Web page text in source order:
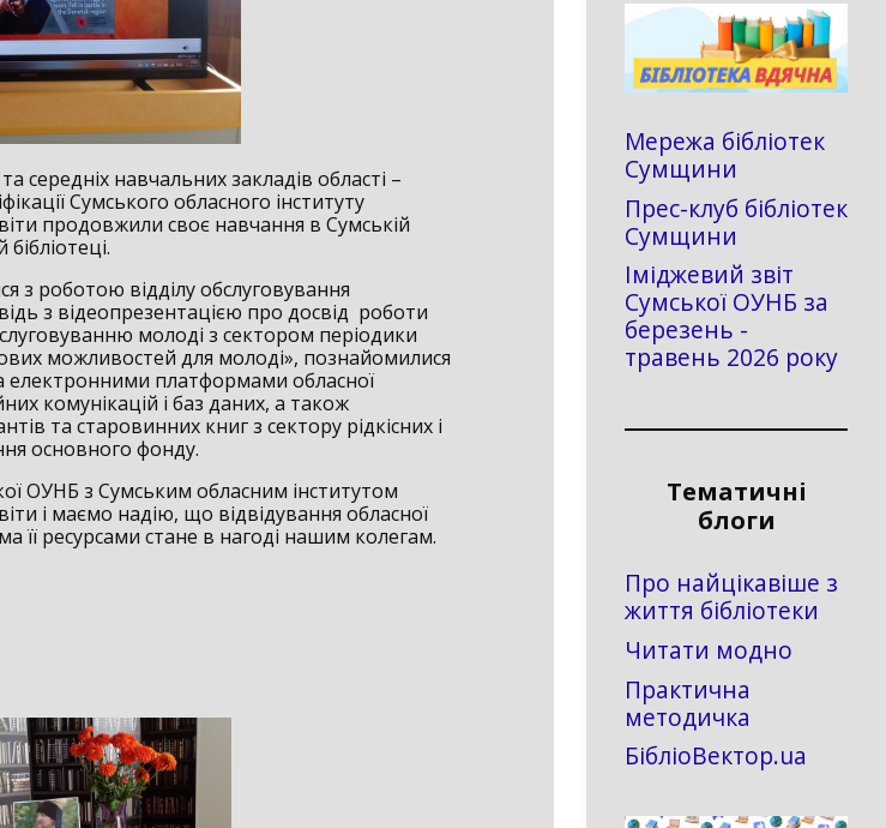
середніх навчальних закладів області –
Сумського обласного інституту
продовжили своє навчання в Сумській
з роботою відділу обслуговування
з відеопрезентацією про досвід роботи
молоді з сектором періодики
можливостей для молоді», познайомилися
електронними платформами обласної
комунікацій і баз даних, а також
та старовинних книг з сектору рідкісних і
основного фонду.
ОУНБ з Сумським обласним інститутом
і маємо надію, що відвідування обласної
її ресурсами стане в нагоді нашим колегам.
Мережа бібліотек
Сумщини
Прес-клуб бібліотек
Сумщини
Іміджевий звіт
Сумської ОУНБ за
березень -
травень 2026 року
Тематичні
блоги
Про найцікавіше з
життя бібліотеки
Читати модно
Практична
методичка
БібліоВектор.ua